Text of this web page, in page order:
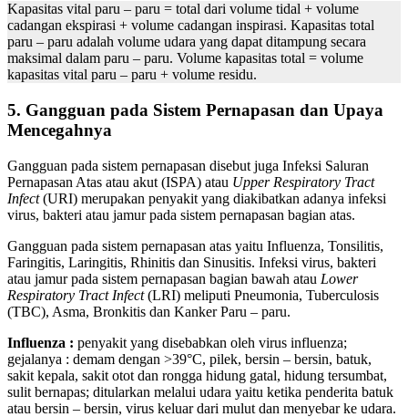
Kapasitas vital paru – paru = total dari volume tidal + volume
cadangan ekspirasi + volume cadangan inspirasi. Kapasitas total
paru – paru adalah volume udara yang dapat ditampung secara
maksimal dalam paru – paru. Volume kapasitas total = volume
kapasitas vital paru – paru + volume residu.
5. Gangguan pada Sistem Pernapasan dan Upaya
Mencegahnya
Gangguan pada sistem pernapasan disebut juga Infeksi Saluran
Pernapasan Atas atau akut (ISPA) atau Upper Respiratory Tract
Infect(URI) merupakan penyakit yang diakibatkan adanya infeksi
virus, bakteri atau jamur pada sistem pernapasan bagian atas.
Gangguan pada sistem pernapasan atas yaitu Influenza, Tonsilitis,
Faringitis, Laringitis, Rhinitis dan Sinusitis. Infeksi virus, bakteri
atau jamur pada sistem pernapasan bagian bawah atau Lower
Respiratory Tract Infect(LRI) meliputi Pneumonia, Tuberculosis
(TBC), Asma, Bronkitis dan Kanker Paru – paru.
Influenza : penyakit yang disebabkan oleh virus influenza;
gejalanya : demam dengan >39°C, pilek, bersin – bersin, batuk,
sakit kepala, sakit otot dan rongga hidung gatal, hidung tersumbat,
sulit bernapas; ditularkan melalui udara yaitu ketika penderita batuk
atau bersin – bersin, virus keluar dari mulut dan menyebar ke udara.